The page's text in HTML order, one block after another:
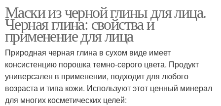
Маски из черной глины для лица.
Черная глина: свойства и
применение для лица
Природная черная глина в сухом виде имеет
консистенцию порошка темно-серого цвета. Продукт
универсален в применении, подходит для любого
возраста и типа кожи. Используют этот ценный минерал
для многих косметических целей: